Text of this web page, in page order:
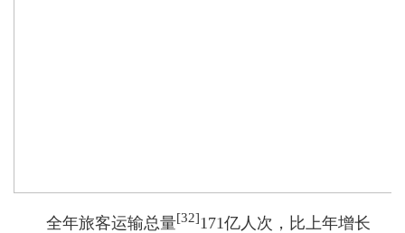
全年旅客运输总量[32]171亿人次，比上年增长